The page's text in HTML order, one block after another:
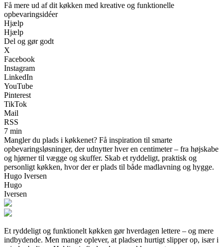
Få mere ud af dit køkken med kreative og funktionelle
opbevaringsidéer
Hjælp
Hjælp
Del og gør godt
X
Facebook
Instagram
LinkedIn
YouTube
Pinterest
TikTok
Mail
RSS
7 min
Mangler du plads i køkkenet? Få inspiration til smarte
opbevaringsløsninger, der udnytter hver en centimeter – fra højskabe
og hjørner til vægge og skuffer. Skab et ryddeligt, praktisk og
personligt køkken, hvor der er plads til både madlavning og hygge.
Hugo Iversen
Hugo
Iversen
Et ryddeligt og funktionelt køkken gør hverdagen lettere – og mere
indbydende. Men mange oplever, at pladsen hurtigt slipper op, især i